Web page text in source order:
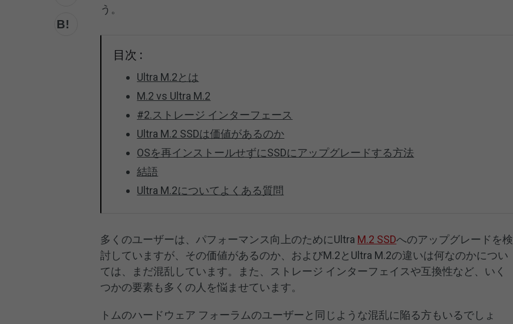
う。
目次 :
Ultra M.2とは
M.2 vs Ultra M.2
#2.ストレージ インターフェース
Ultra M.2 SSDは価値があるのか
OSを再インストールせずにSSDにアップグレードする方法
結語
Ultra M.2についてよくある質問
多くのユーザーは、パフォーマンス向上のためにUltra M.2 SSDへのアップグレードを検
討していますが、その価値があるのか、およびM.2とUltra M.2の違いは何なのかについ
ては、まだ混乱しています。また、ストレージ インターフェイスや互換性など、いく
つかの要素も多くの人を悩ませています。
トムのハードウェア フォーラムのユーザーと同じような混乱に陥る方もいるでしょ